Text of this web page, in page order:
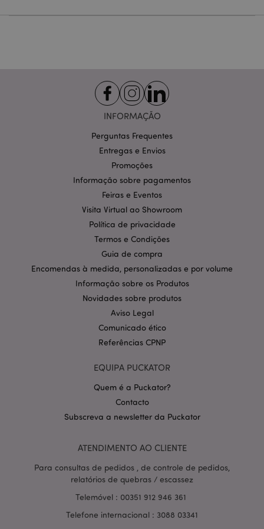
INFORMAÇÃO
Perguntas Frequentes
Entregas e Envios
Promoções
Informação sobre pagamentos
Feiras e Eventos
Visita Virtual ao Showroom
Política de privacidade
Termos e Condições
Guia de compra
Encomendas à medida, personalizadas e por volume
Informação sobre os Produtos
Novidades sobre produtos
Aviso Legal
Comunicado ético
Referências CPNP
EQUIPA PUCKATOR
Quem é a Puckator?
Contacto
Subscreva a newsletter da Puckator
ATENDIMENTO AO CLIENTE
Para consultas de pedidos , de controle de pedidos,
relatórios de quebras / escassez
Telemóvel : 00351 912 946 361
Telefone internacional : 3088 03341
Estritamente necessários
Desempenho
pode ser utilizado correctamente sem os cookies
estritamente necessários.
CookieScriptConsent
mage-cache-storage-section-
Adobe Inc.
www.puckator.pt
Política de Privacidade da
Google